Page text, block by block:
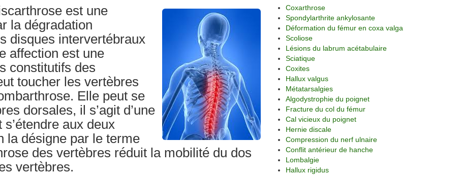
est une
la dégradation
disques intervertébraux
affection est une
constitutifs des
toucher les vertèbres
Elle peut se
dorsales, il s’agit d’une
aux deux
la désigne par le terme
des vertèbres réduit la mobilité du dos
vertèbres.
Coxarthrose
Spondylarthrite ankylosante
Déformation du fémur en coxa valga
Scoliose
Lésions du labrum acétabulaire
Sciatique
Coxites
Hallux valgus
Métatarsalgies
Algodystrophie du poignet
Fracture du col du fémur
Cal vicieux du poignet
Hernie discale
Compression du nerf ulnaire
Conflit antérieur de hanche
Lombalgie
Hallux rigidus